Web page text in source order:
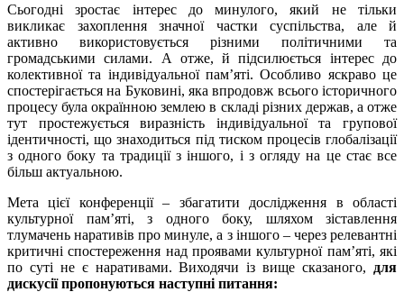
Сьогодні зростає інтерес до минулого, який не тільки
викликає захоплення значної частки суспільства, але й
активно використовується різними політичними та
громадськими силами. А отже, й підсилюється інтерес до
колективної та індивідуальної пам’яті. Особливо яскраво це
спостерігається на Буковині, яка впродовж всього історичного
процесу була окраїнною землею в складі різних держав, а отже
тут простежується виразність індивідуальної та групової
ідентичності, що знаходиться під тиском процесів глобалізації
з одного боку та традиції з іншого, і з огляду на це стає все
більш актуальною.
Мета цієї конференції – збагатити дослідження в області
культурної пам’яті, з одного боку, шляхом зіставлення
тлумачень наративів про минуле, а з іншого – через релевантні
критичні спостереження над проявами культурної пам’яті, які
по суті не є наративами. Виходячи із вище сказаного, для
дискусії пропонуються наступні питання: